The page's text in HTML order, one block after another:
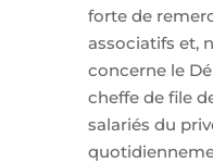
forte de
associatifs et,
concerne le
cheffe de file
salariés du